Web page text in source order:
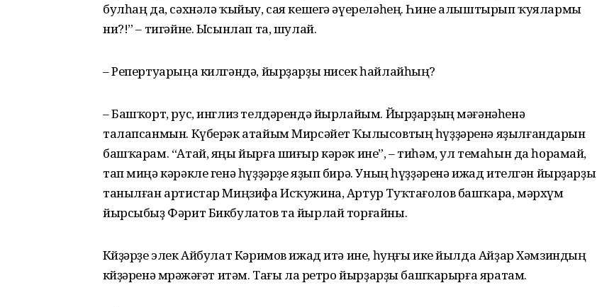
булһаң да, сәхнәлә ҡыйыу, сая кешегә әүереләһең. Һине алыштырып ҡуялармы
ни?!” – тигәйне. Ысынлап та, шулай.
– Репертуарыңа килгәндә, йырҙарҙы нисек һайлайһың?
– Башҡорт, рус, инглиз телдәрендә йырлайым. Йырҙарҙың мәғәнәһенә
талапсанмын. Күберәк атайым Мирсәйет Ҡылысовтың һүҙҙәренә яҙылғандарын
башҡарам. “Атай, яңы йырға шиғыр кәрәк ине”, – тиһәм, ул темаһын да һорамай,
тап миңә кәрәкле генә һүҙҙәрҙе яҙып бирә. Уның һүҙҙәренә ижад ителгән йырҙарҙы
танылған артистар Миңзифа Исҡужина, Артур Туҡтағолов башҡара, мәрхүм
йырсыбыҙ Фәрит Бикбулатов та йырлай торғайны.
Көйҙәрҙе элек Айбулат Кәримов ижад итә ине, һуңғы ике йылда Айҙар Хәмзиндың
көйҙәренә мөрәжәғәт итәм. Тағы ла ретро йырҙарҙы башҡарырға яратам.